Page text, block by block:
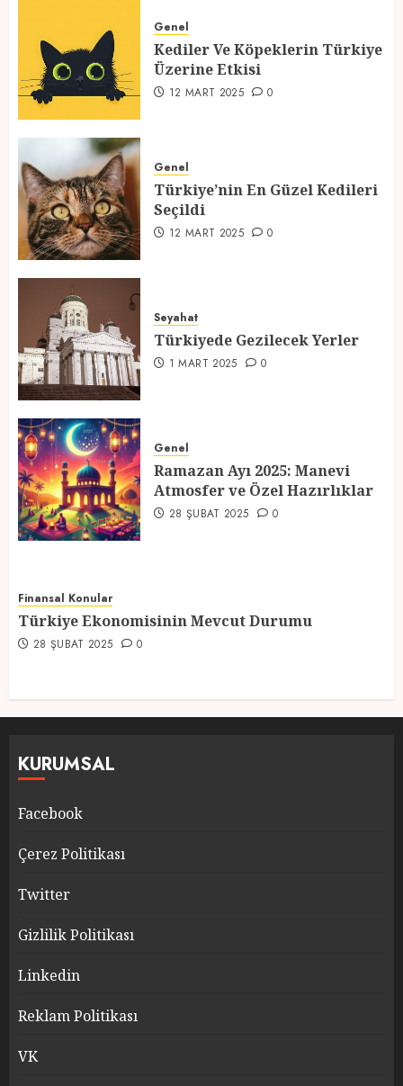
2
Üzerine Etkisi
12 MART 2025 0
3
Seçildi
12 MART 2025 0
4
1 MART 2025
5
Atmosfer ve Özel Hazırlıklar
28 ŞUBAT 2025 0
Genel
Kediler Ve Köpeklerin Türkiye
Üzerine Etkisi
12 MART 2025 0
Genel
Türkiye’nin En Güzel Kedileri
Seçildi
12 MART 2025 0
Seyahat
Türkiyede Gezilecek Yerler
1 MART 2025 0
Genel
Ramazan Ayı 2025: Manevi
Atmosfer ve Özel Hazırlıklar
28 ŞUBAT 2025 0
Finansal Konular
Türkiye Ekonomisinin Mevcut Durumu
28 ŞUBAT 2025 0
KURUMSAL
Facebook
Çerez Politikası
Twitter
Gizlilik Politikası
Linkedin
Reklam Politikası
VK